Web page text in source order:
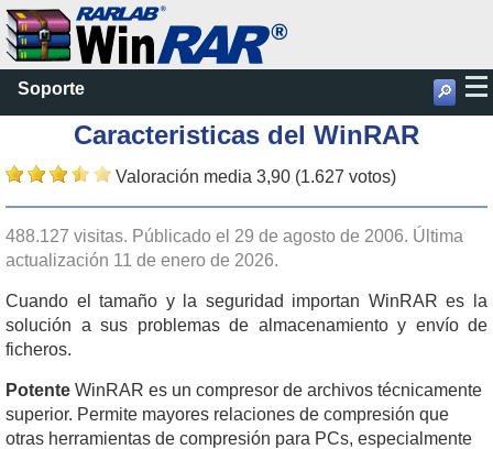
Soporte 🔎
Caracteristicas del WinRAR
Valoración media 3,90 (1.627 votos)
488.127 visitas. Públicado el 29 de agosto de 2006. Última
actualización 11 de enero de 2026.
Cuando el tamaño y la seguridad importan WinRAR es la
solución a sus problemas de almacenamiento y envío de
ficheros.
Potente WinRAR es un compresor de archivos técnicamente
superior. Permite mayores relaciones de compresión que
otras herramientas de compresión para PCs, especialmente